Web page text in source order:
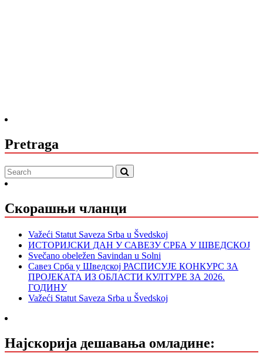
Pretraga
Скорашњи чланци
Važeći Statut Saveza Srba u Švedskoj
ИСТОРИЈСКИ ДАН У САВЕЗУ СРБА У ШВЕДСКОЈ
Svečano obeležen Savindan u Solni
Савез Срба у Шведској РАСПИСУЈЕ КОНКУРС ЗА
ПРОЈЕКАТА ИЗ ОБЛАСТИ КУЛТУРЕ ЗА 2026.
ГОДИНУ
Važeći Statut Saveza Srba u Švedskoj
Најскорија дешавања омладине: